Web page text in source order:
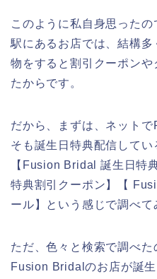
このように私自身思った
駅にあるお店では、結構
物をすると割引クーポンや
たからです。
だから、まずは、ネット
そも誕生日特典配信してい
【Fusion Bridal 誕生日特
特典割引クーポン】【
ール】という感じで調べて
ただ、色々と検索で調べた
Fusion Bridalのお店が誕